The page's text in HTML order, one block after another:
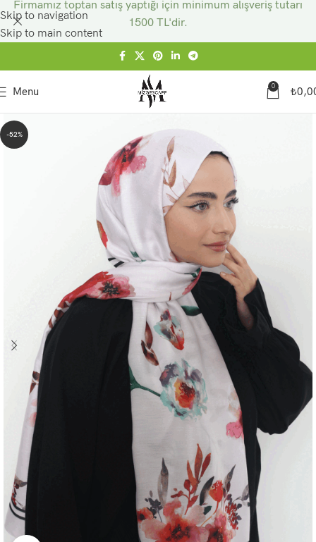
Skip to navigation
Skip to main content
Menu 0 ₺
-52%
Firmamız toptan satış yaptığı için minimum alışveriş tutarı
1500 TL'dir.